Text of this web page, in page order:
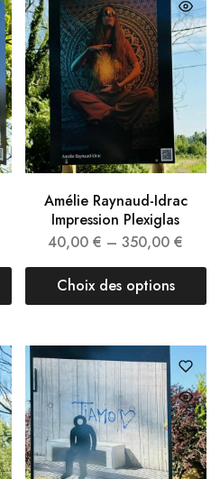
Amélie Raynaud-Idrac
Impression Plexiglas
40,00€ –350,00€
Choix des options